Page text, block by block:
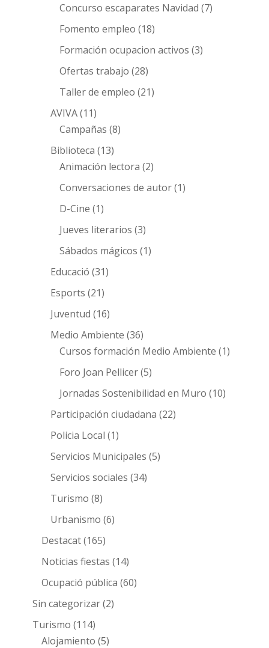
Concurso escaparates Navidad (7)
Fomento empleo (18)
Formación ocupacion activos (3)
Ofertas trabajo (28)
Taller de empleo (21)
AVIVA(11)
Campañas (8)
Biblioteca (13)
Animación lectora (2)
Conversaciones de autor(1)
D-Cine (1)
Jueves literarios (3)
Sábados mágicos (1)
Educació (31)
Esports (21)
Juventud (16)
Medio Ambiente (36)
Cursos formación Medio Ambiente (1)
Foro Joan Pellicer(5)
Jornadas Sostenibilidad en Muro (10)
Participación ciudadana (22)
Policia Local (1)
Servicios Municipales (5)
Servicios sociales (34)
Turismo (8)
Urbanismo (6)
Destacat(165)
Noticias fiestas (14)
Ocupació pública (60)
Sin categorizar(2)
Turismo (114)
Alojamiento (5)